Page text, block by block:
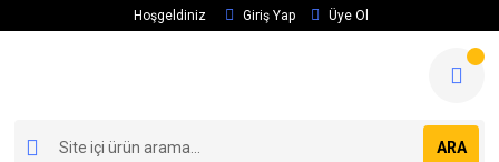
Hoşgeldiniz Giriş Yap Üye Ol
ARA